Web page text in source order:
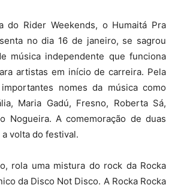
do Rider Weekends, o Humaitá Pra
no dia 16 de janeiro, se sagrou
música independente que funciona
artistas em início de carreira. Pela
nomes da música como
Maria Gadú, Fresno, Roberta Sá,
Nogueira. A comemoração de duas
volta do festival.
rola uma mistura do rock da Rocka
da Disco Not Disco. A Rocka Rocka